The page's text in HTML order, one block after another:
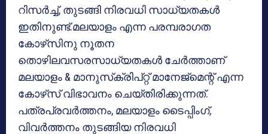
റിസര്‍ച്ച്, തുടങ്ങി നിരവധി സാധ്യതകള്‍
ഇതിനുണ്ട്.മലയാളം എന്ന പരമ്പരാഗത
കോഴ്‌സിനു നൂതന
തൊഴിലവസരസാധ്യതകള്‍ ചേര്‍ത്താണ്
മലയാളം & മാനുസ്‌ക്രിപ്റ്റ് മാനേജ്‌മെന്റ് എന്ന
കോഴ്‌സ് വിഭാവനം ചെയ്തിരിക്കുന്നത്.
പത്രപ്രവര്‍ത്തനം, മലയാളം ടൈപ്പിംഗ്,
വിവര്‍ത്തനം തുടങ്ങിയ നിരവധി